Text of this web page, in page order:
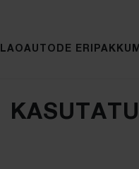
LAOAUTODE